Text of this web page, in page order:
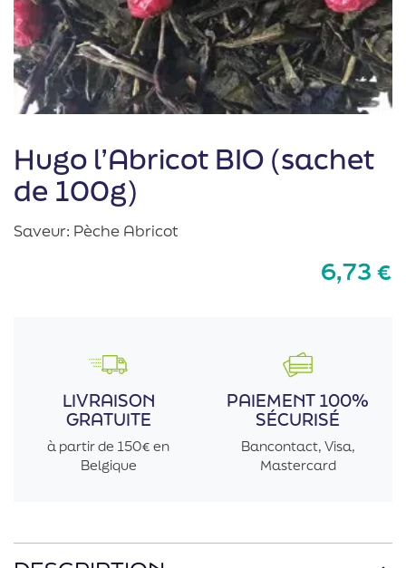
Hugo l’Abricot BIO (sachet
de 100g)
Saveur: Pèche Abricot
6,73 €
LIVRAISON
GRATUITE
à partir de 150€ en
Belgique
PAIEMENT 100%
SÉCURISÉ
Bancontact, Visa,
Mastercard